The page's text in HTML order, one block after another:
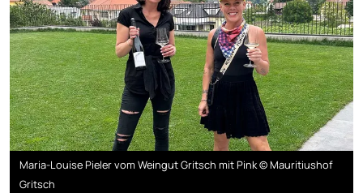
Maria-Louise Pieler vom Weingut Gritsch mit Pink © Mauritiushof
Gritsch